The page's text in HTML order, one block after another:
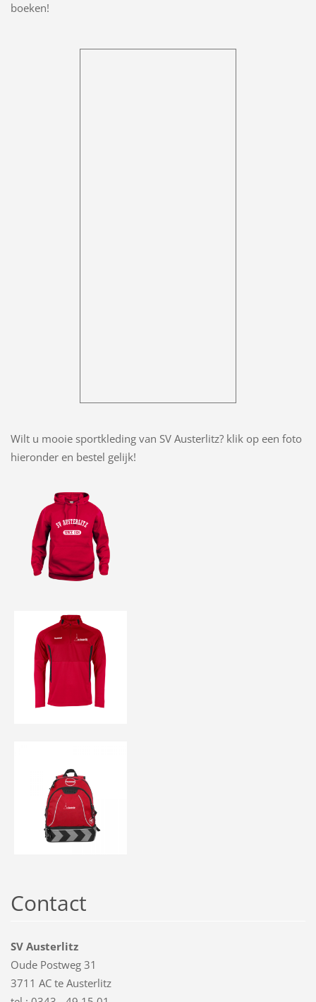
boeken!
Wilt u mooie sportkleding van SV Austerlitz? klik op een foto
hieronder en bestel gelijk!
Contact
SV Austerlitz
Oude Postweg 31
3711 AC te Austerlitz